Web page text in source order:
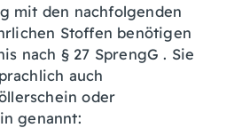
mit den nachfolgenden
Stoffen benötigen
nach § 27 SprengG . Sie
auch
oder
genannt: